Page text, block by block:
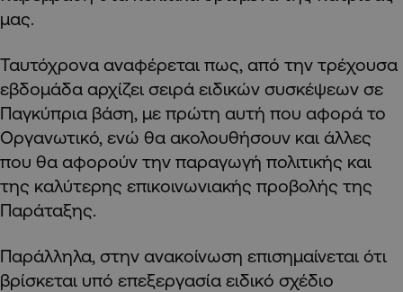
μας.
Ταυτόχρονα αναφέρεται πως, από την τρέχουσα
εβδομάδα αρχίζει σειρά ειδικών συσκέψεων σε
Παγκύπρια βάση, με πρώτη αυτή που αφορά το
Οργανωτικό, ενώ θα ακολουθήσουν και άλλες
που θα αφορούν την παραγωγή πολιτικής και
της καλύτερης επικοινωνιακής προβολής της
Παράταξης.
Παράλληλα, στην ανακοίνωση επισημαίνεται ότι
βρίσκεται υπό επεξεργασία ειδικό σχέδιο